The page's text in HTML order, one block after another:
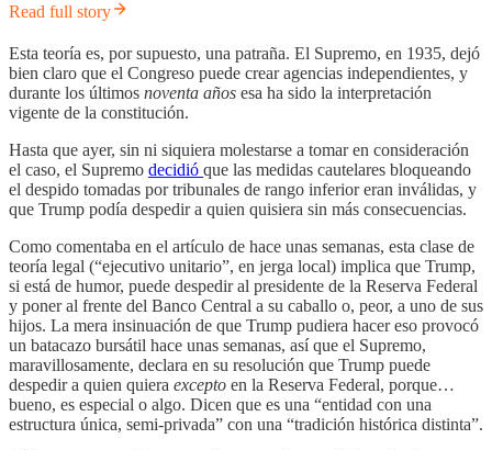
Read full story
Esta teoría es, por supuesto, una patraña. El Supremo, en 1935, dejó
bien claro que el Congreso puede crear agencias independientes, y
durante los últimos noventa años esa ha sido la interpretación
vigente de la constitución.
Hasta que ayer, sin ni siquiera molestarse a tomar en consideración
el caso, el Supremo decidió que las medidas cautelares bloqueando
el despido tomadas por tribunales de rango inferior eran inválidas, y
que Trump podía despedir a quien quisiera sin más consecuencias.
Como comentaba en el artículo de hace unas semanas, esta clase de
teoría legal (“ejecutivo unitario”, en jerga local) implica que Trump,
si está de humor, puede despedir al presidente de la Reserva Federal
y poner al frente del Banco Central a su caballo o, peor, a uno de sus
hijos. La mera insinuación de que Trump pudiera hacer eso provocó
un batacazo bursátil hace unas semanas, así que el Supremo,
maravillosamente, declara en su resolución que Trump puede
despedir a quien quiera excepto en la Reserva Federal, porque…
bueno, es especial o algo. Dicen que es una “entidad con una
estructura única, semi-privada” con una “tradición histórica distinta”.